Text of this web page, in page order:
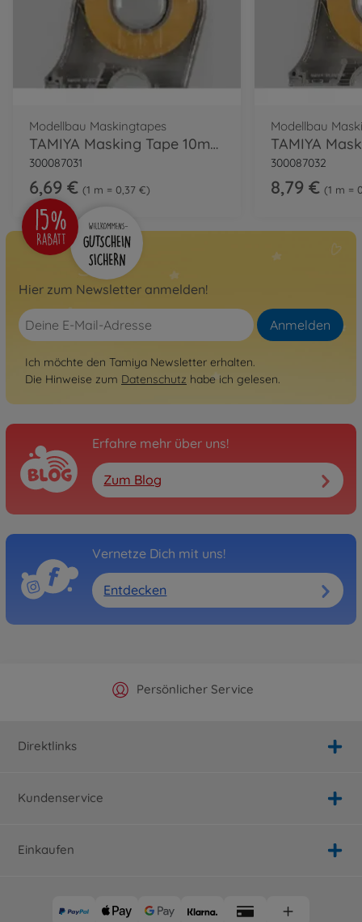
Modellbau Maskingtapes
TAMIYA Masking Tape 10mm/18m m.Abroller
300087031
6,69 € 1 m = 0,37 €
Modellbau
300087032
8,79 € 1 m =
Hier zum Newsletter anmelden!
Anmelden
Ich möchte den Tamiya Newsletter erhalten.
Die Hinweise zum Datenschutz habe ich gelesen.
Erfahre mehr über uns!
Zum Blog
Vernetze Dich mit uns!
Entdecken
Offizieller Hersteller Shop
Persönlicher Service
Versandkostenfrei ab 25€
Schnelle Lieferung
Direktlinks
Kundenservice
Einkaufen